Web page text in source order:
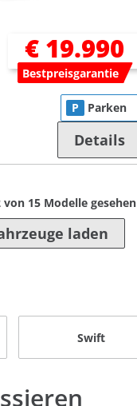
€ 19.990
Bestpreisgarantie
P Parken
Details
von 15Modelle gesehen
laden
Swift